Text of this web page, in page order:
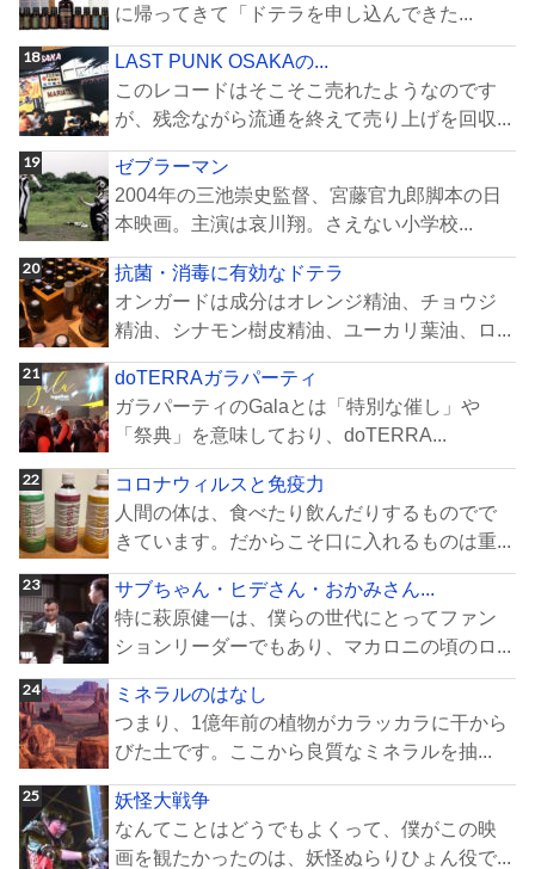
に帰ってきて「ドテラを申し込んできた...
LAST PUNK OSAKAの...
このレコードはそこそこ売れたようなのです
が、残念ながら流通を終えて売り上げを回収...
ゼブラーマン
2004年の三池崇史監督、宮藤官九郎脚本の日
本映画。主演は哀川翔。さえない小学校...
抗菌・消毒に有効なドテラ
オンガードは成分はオレンジ精油、チョウジ
精油、シナモン樹皮精油、ユーカリ葉油、ロ...
doTERRAガラパーティ
ガラパーティのGalaとは「特別な催し」や
「祭典」を意味しており、doTERRA...
コロナウィルスと免疫力
人間の体は、食べたり飲んだりするものでで
きています。だからこそ口に入れるものは重...
サブちゃん・ヒデさん・おかみさん...
特に萩原健一は、僕らの世代にとってファン
ションリーダーでもあり、マカロニの頃のロ...
ミネラルのはなし
つまり、1億年前の植物がカラッカラに干から
びた土です。ここから良質なミネラルを抽...
妖怪大戦争
なんてことはどうでもよくって、僕がこの映
画を観たかったのは、妖怪ぬらりひょん役で...